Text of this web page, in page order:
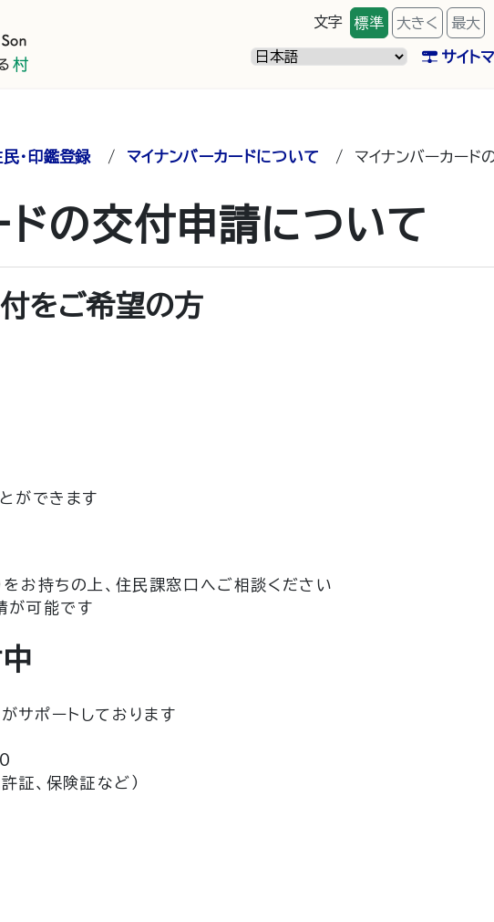
文字 標準 大きく 最大
サイト
・印鑑登録/ マイナンバーカードについて / マイナンバーカード
ドの交付申請について
をご希望の方
できます
お持ちの上、住民課窓口へご相談ください
が可能です
サポートしております
証、保険証など）